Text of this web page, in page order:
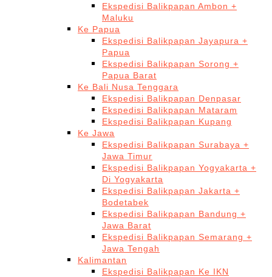
Ekspedisi Balikpapan Ambon +
Maluku
Ke Papua
Ekspedisi Balikpapan Jayapura +
Papua
Ekspedisi Balikpapan Sorong +
Papua Barat
Ke Bali Nusa Tenggara
Ekspedisi Balikpapan Denpasar
Ekspedisi Balikpapan Mataram
Ekspedisi Balikpapan Kupang
Ke Jawa
Ekspedisi Balikpapan Surabaya +
Jawa Timur
Ekspedisi Balikpapan Yogyakarta +
Di Yogyakarta
Ekspedisi Balikpapan Jakarta +
Bodetabek
Ekspedisi Balikpapan Bandung +
Jawa Barat
Ekspedisi Balikpapan Semarang +
Jawa Tengah
Kalimantan
Ekspedisi Balikpapan Ke IKN